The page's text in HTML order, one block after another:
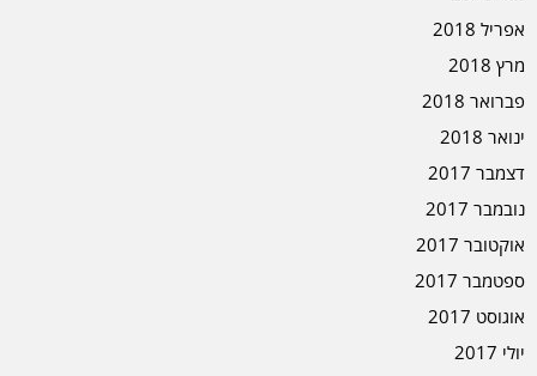
אפריל 2018
מרץ 2018
פברואר 2018
ינואר 2018
דצמבר 2017
נובמבר 2017
אוקטובר 2017
ספטמבר 2017
אוגוסט 2017
יולי 2017